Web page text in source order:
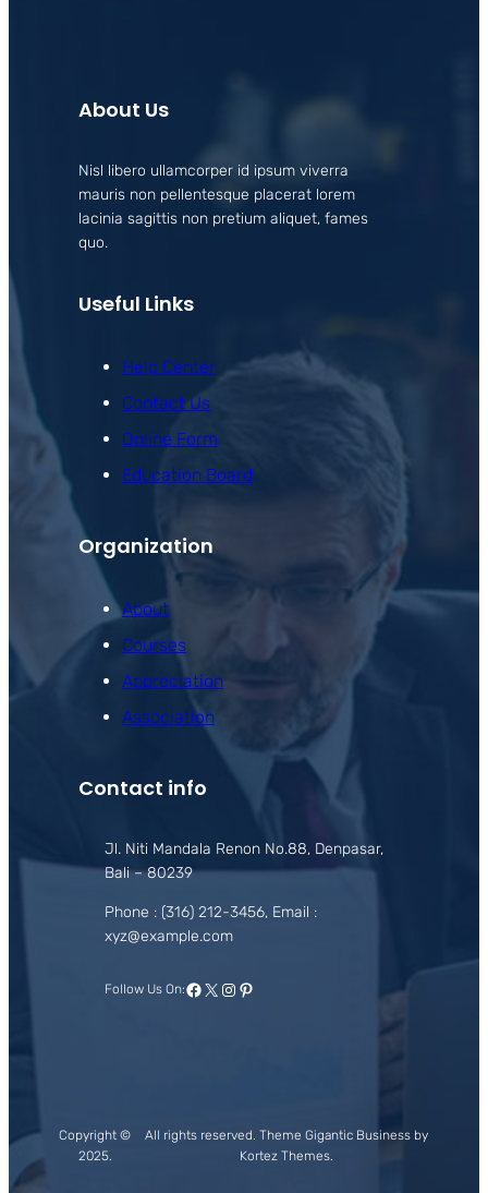
About Us
Nisl libero ullamcorper id ipsum viverra
mauris non pellentesque placerat lorem
lacinia sagittis non pretium aliquet, fames
quo.
Useful Links
Help Center
Contact Us
Online Form
Education Board
Organization
About
Courses
Appreciation
Association
Contact info
Jl. Niti Mandala Renon No.88, Denpasar,
Bali – 80239
Phone : (316) 212-3456, Email :
xyz@example.com
Follow Us On:Facebook
X Instagram
Pinterest
Copyright ©
2025.
All rights reserved. Theme Gigantic Business by
Kortez Themes.